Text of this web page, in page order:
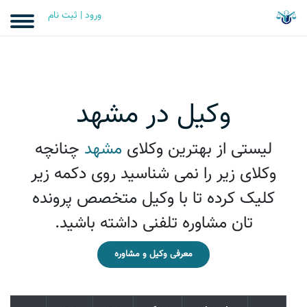
ورود | ثبت نام
وکیل در مشهد
لیستی از بهترین وکلای مشهد چنانچه
وکلای زیر را نمی شناسيد روی دکمه زیر
کلیک کرده تا با وکیل متخصص پرونده
تان مشاوره تلفنی داشته باشید.
معرفی وکیل و مشاوره